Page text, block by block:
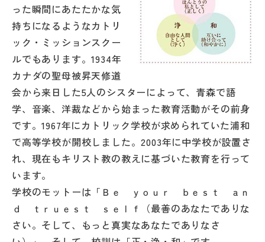
った瞬間にあたたかな気
持ちになるようなカトリ
ック・ミッションスクー
ルでもあります。1934年
カナダの聖母被昇天修道
会から来日した5人のシスターによって、青森で語
学、音楽、洋裁などから始まった教育活動がその前身
です。1967年にカトリック学校が求められていた浦和
で高等学校が開校しました。2003年に中学校が設置さ
れ、現在もキリスト教の教えに基づいた教育を行って
います。
学校のモットーは「Ｂｅ ｙｏｕｒ ｂｅｓｔ ａｎ
ｄ ｔｒｕｅｓｔ ｓｅｌｆ（最善のあなたでありな
さい。そして、もっと真実なあなたでありなさ